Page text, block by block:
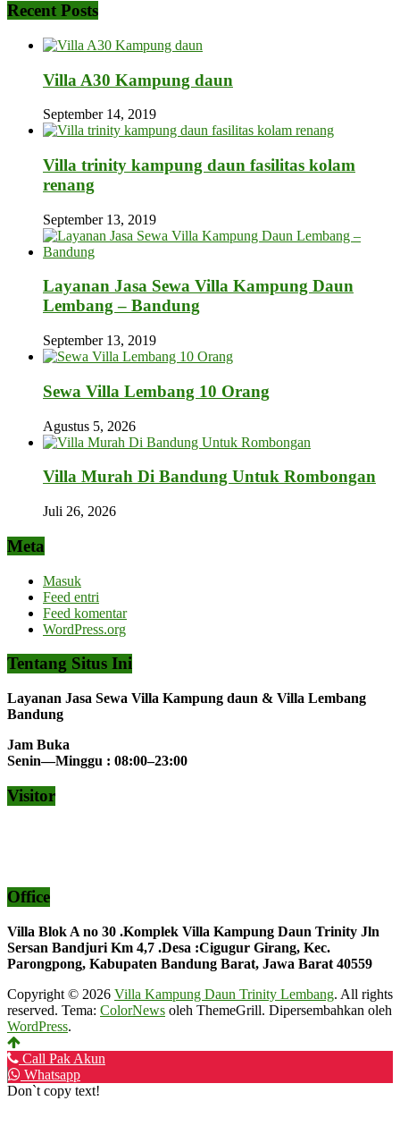
Recent Posts
Villa A30 Kampung daun
September 14, 2019
Villa trinity kampung daun fasilitas kolam
renang
September 13, 2019
Layanan Jasa Sewa Villa Kampung Daun
Lembang – Bandung
September 13, 2019
Sewa Villa Lembang 10 Orang
Agustus 5, 2026
Villa Murah Di Bandung Untuk Rombongan
Juli 26, 2026
Meta
Masuk
Feed entri
Feed komentar
WordPress.org
Tentang Situs Ini
Layanan Jasa Sewa Villa Kampung daun & Villa Lembang
Bandung
Jam Buka
Senin—Minggu : 08:00–23:00
Visitor
Office
Villa Blok A no 30 .Komplek Villa Kampung Daun Trinity Jln
Sersan Bandjuri Km 4,7 .Desa :Cigugur Girang, Kec.
Parongpong, Kabupaten Bandung Barat, Jawa Barat 40559
Copyright © 2026 Villa Kampung Daun Trinity Lembang. All rights
reserved. Tema: ColorNews oleh ThemeGrill. Dipersembahkan oleh
WordPress.
Call Pak Akun
Whatsapp
Don`t copy text!